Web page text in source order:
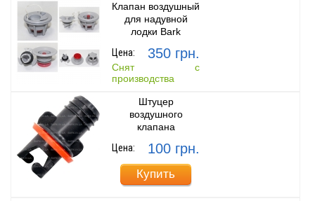
Клапан воздушный
для надувной
лодки Bark
Цена:
350 грн.
Снят с
производства
Штуцер
воздушного
клапана
Цена:
100 грн.
Купить